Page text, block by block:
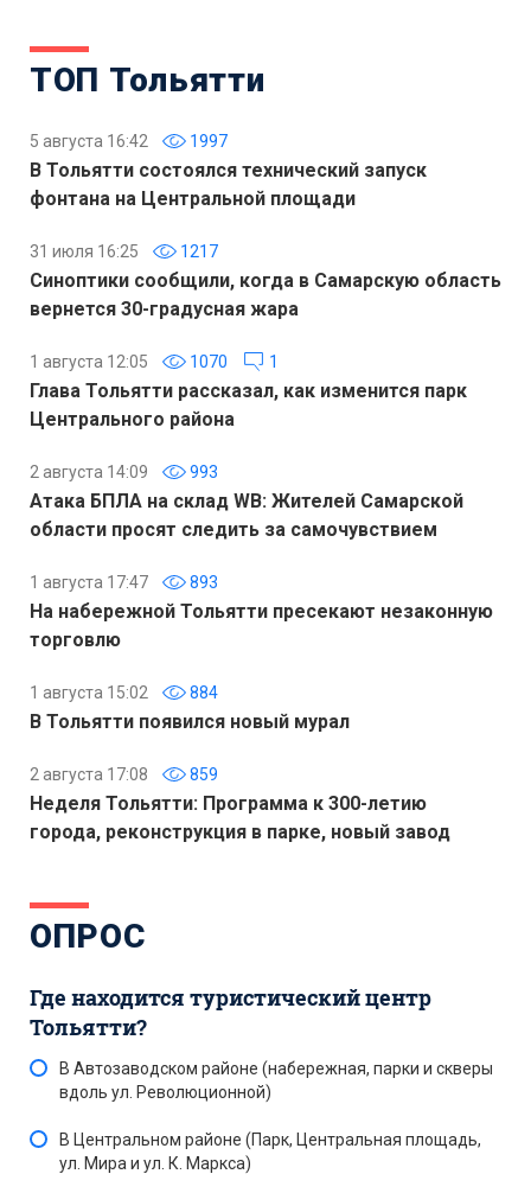
ТОП Тольятти
5 августа 16:42 1997
В Тольятти состоялся технический запуск
фонтана на Центральной площади
31 июля 16:25 1217
Синоптики сообщили, когда в Самарскую область
вернется 30-градусная жара
1 августа 12:05 1070 1
Глава Тольятти рассказал, как изменится парк
Центрального района
2 августа 14:09 993
Атака БПЛА на склад WB: Жителей Самарской
области просят следить за самочувствием
1 августа 17:47 893
На набережной Тольятти пресекают незаконную
торговлю
1 августа 15:02 884
В Тольятти появился новый мурал
2 августа 17:08 859
Неделя Тольятти: Программа к 300-летию
города, реконструкция в парке, новый завод
ОПРОС
Где находится туристический центр
Тольятти?
В Автозаводском районе (набережная, парки и скверы
вдоль ул. Революционной)
В Центральном районе (Парк, Центральная площадь,
ул. Мира и ул. К. Маркса)